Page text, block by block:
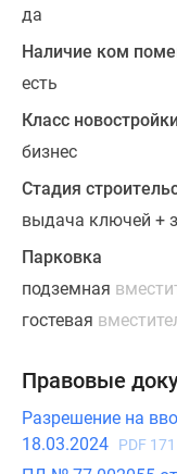
м,
от
до
двухкомнатных.
Во
предложениях
высокие
потолки
3
метра,
окна,
продуманные
кухни-
да
Наличие ком
есть
Класс
бизнес
Стадия
выдача ключей +
Парковка
подземная
гостевая
Правовые
Разрешение на
18.03.2024
PDF